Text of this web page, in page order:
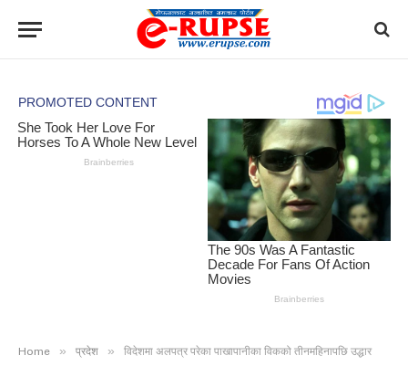
Home » प्रदेश » विदेशमा अलपत्र परेका पाखापानीका विकको तीनमहिनापछि उद्धार